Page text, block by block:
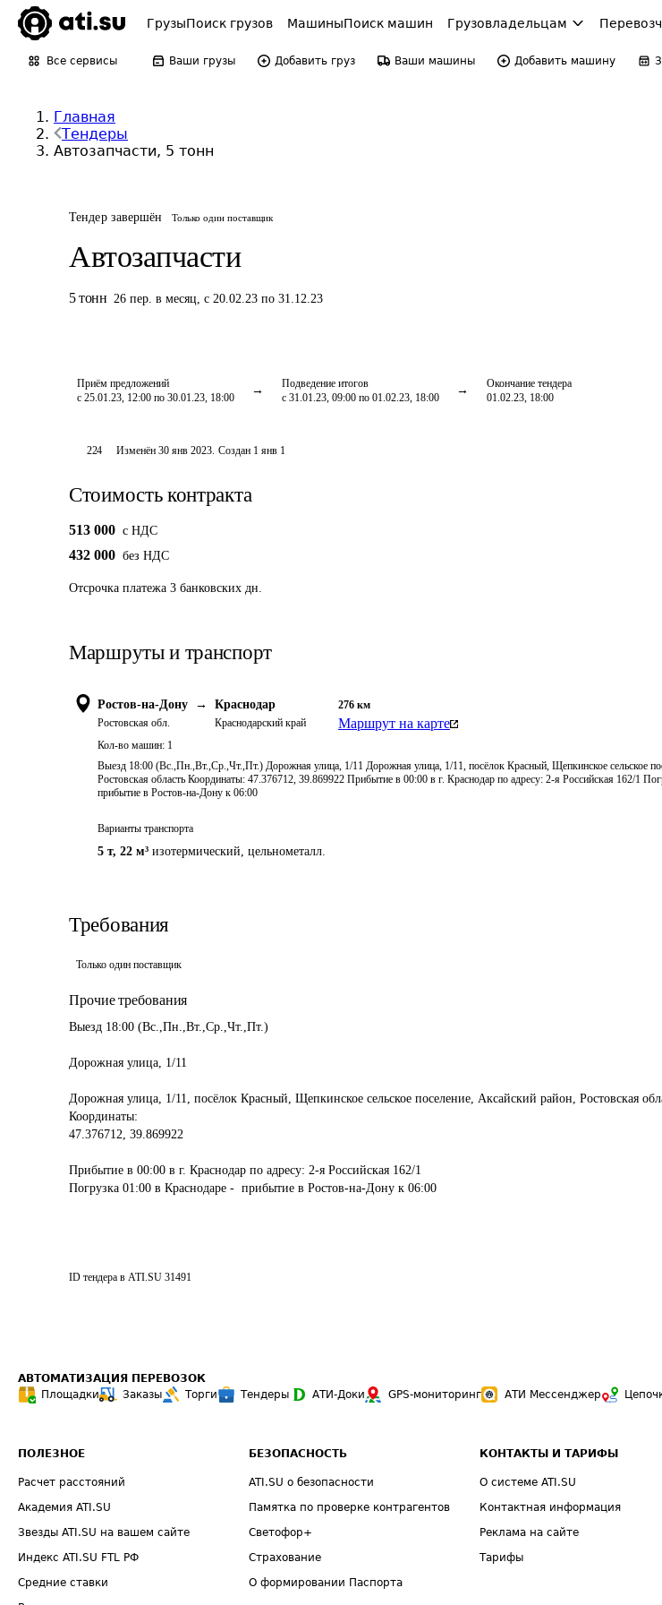
ГрузыПоиск грузов МашиныПоиск машин Грузовладельцам
Все сервисы Ваши грузы Добавить груз Ваши машины Добавить машину
Главная
Тендеры
Автозапчасти, 5 тонн
Тендер завершён Только один поставщик
Автозапчасти
5 тонн 26 пер. в месяц, с 20.02.23 по 31.12.23
Приём предложений
с 25.01.23, 12:00 по 30.01.23, 18:00
Подведение итогов
с 31.01.23, 09:00 по 01.02.23, 18:00
Окончание тендера
01.02.23, 18:00
224 Изменён30 янв 2023. Создан 1 янв 1
Стоимость контракта
513 000 c НДС
432 000 без НДС
Отсрочка платежа 3 банковских дн.
Маршруты и транспорт
Ростов-на-Дону →
Ростовская обл.
Краснодар
Краснодарский край
276 км
Маршрут на карте
Кол-во машин: 1
Выезд 18:00 (Вс.,Пн.,Вт.,Ср.,Чт.,Пт.) Дорожная улица, 1/11 Дорожная улица, 1/11, посёлок Красный, Щепкинское сельское
Ростовская область Координаты: 47.376712, 39.869922 Прибытие в 00:00 в г. Краснодар по адресу: 2-я Российская 162/1
прибытие в Ростов-на-Дону к 06:00
Варианты транспорта
5 т, 22 м³ изотермический, цельнометалл.
Требования
Только один поставщик
Прочие требования
Выезд 18:00 (Вс.,Пн.,Вт.,Ср.,Чт.,Пт.)
Дорожная улица, 1/11
Дорожная улица, 1/11, посёлок Красный, Щепкинское сельское поселение, Аксайский район, Ростовская
Координаты:
47.376712, 39.869922
Прибытие в 00:00 в г. Краснодар по адресу: 2-я Российская 162/1
ID тендера в ATI.SU 31491
АВТОМАТИЗАЦИЯ ПЕРЕВОЗОК
Площадки
Заказы Торги Тендеры АТИ-Доки GPS-мониторинг АТИ Мессенджер
ПОЛЕЗНОЕ
Расчет расстояний
Академия ATI.SU
Звезды ATI.SU на вашем сайте
Индекс ATI.SU FTL РФ
Средние ставки
БЕЗОПАСНОСТЬ
ATI.SU о безопасности
Памятка по проверке контрагентов
Светофор+
Страхование
О формировании Паспорта
КОНТАКТЫ И ТАРИФЫ
О системе ATI.SU
Контактная информация
Реклама на сайте
Тарифы